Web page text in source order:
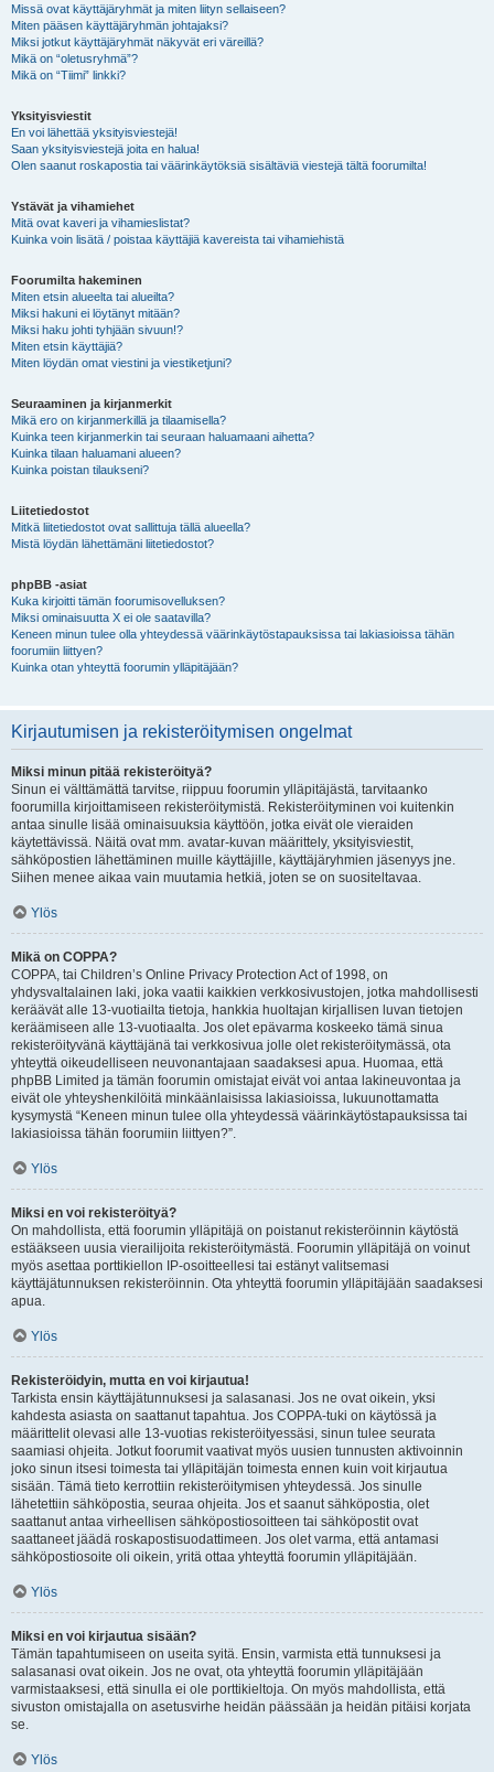
Missä ovat käyttäjäryhmät ja miten liityn sellaiseen?
Miten pääsen käyttäjäryhmän johtajaksi?
Miksi jotkut käyttäjäryhmät näkyvät eri väreillä?
Mikä on “oletusryhmä”?
Mikä on “Tiimi” linkki?
Yksityisviestit
En voi lähettää yksityisviestejä!
Saan yksityisviestejä joita en halua!
Olen saanut roskapostia tai väärinkäytöksiä sisältäviä viestejä tältä foorumilta!
Ystävät ja vihamiehet
Mitä ovat kaveri ja vihamieslistat?
Kuinka voin lisätä / poistaa käyttäjiä kavereista tai vihamiehistä
Foorumilta hakeminen
Miten etsin alueelta tai alueilta?
Miksi hakuni ei löytänyt mitään?
Miksi haku johti tyhjään sivuun!?
Miten etsin käyttäjiä?
Miten löydän omat viestini ja viestiketjuni?
Seuraaminen ja kirjanmerkit
Mikä ero on kirjanmerkillä ja tilaamisella?
Kuinka teen kirjanmerkin tai seuraan haluamaani aihetta?
Kuinka tilaan haluamani alueen?
Kuinka poistan tilaukseni?
Liitetiedostot
Mitkä liitetiedostot ovat sallittuja tällä alueella?
Mistä löydän lähettämäni liitetiedostot?
phpBB -asiat
Kuka kirjoitti tämän foorumisovelluksen?
Miksi ominaisuutta X ei ole saatavilla?
Keneen minun tulee olla yhteydessä väärinkäytöstapauksissa tai lakiasioissa tähän
foorumiin liittyen?
Kuinka otan yhteyttä foorumin ylläpitäjään?
Kirjautumisen ja rekisteröitymisen ongelmat
Miksi minun pitää rekisteröityä?
Sinun ei välttämättä tarvitse, riippuu foorumin ylläpitäjästä, tarvitaanko
foorumilla kirjoittamiseen rekisteröitymistä. Rekisteröityminen voi kuitenkin
antaa sinulle lisää ominaisuuksia käyttöön, jotka eivät ole vieraiden
käytettävissä. Näitä ovat mm. avatar-kuvan määrittely, yksityisviestit,
sähköpostien lähettäminen muille käyttäjille, käyttäjäryhmien jäsenyys jne.
Siihen menee aikaa vain muutamia hetkiä, joten se on suositeltavaa.
Ylös
Mikä on COPPA?
COPPA, tai Children’s Online Privacy Protection Act of 1998, on
yhdysvaltalainen laki, joka vaatii kaikkien verkkosivustojen, jotka mahdollisesti
keräävät alle 13-vuotiailta tietoja, hankkia huoltajan kirjallisen luvan tietojen
keräämiseen alle 13-vuotiaalta. Jos olet epävarma koskeeko tämä sinua
rekisteröityvänä käyttäjänä tai verkkosivua jolle olet rekisteröitymässä, ota
yhteyttä oikeudelliseen neuvonantajaan saadaksesi apua. Huomaa, että
phpBB Limited ja tämän foorumin omistajat eivät voi antaa lakineuvontaa ja
eivät ole yhteyshenkilöitä minkäänlaisissa lakiasioissa, lukuunottamatta
kysymystä “Keneen minun tulee olla yhteydessä väärinkäytöstapauksissa tai
lakiasioissa tähän foorumiin liittyen?”.
Ylös
Miksi en voi rekisteröityä?
On mahdollista, että foorumin ylläpitäjä on poistanut rekisteröinnin käytöstä
estääkseen uusia vierailijoita rekisteröitymästä. Foorumin ylläpitäjä on voinut
myös asettaa porttikiellon IP-osoitteellesi tai estänyt valitsemasi
käyttäjätunnuksen rekisteröinnin. Ota yhteyttä foorumin ylläpitäjään saadaksesi
apua.
Ylös
Rekisteröidyin, mutta en voi kirjautua!
Tarkista ensin käyttäjätunnuksesi ja salasanasi. Jos ne ovat oikein, yksi
kahdesta asiasta on saattanut tapahtua. Jos COPPA-tuki on käytössä ja
määrittelit olevasi alle 13-vuotias rekisteröityessäsi, sinun tulee seurata
saamiasi ohjeita. Jotkut foorumit vaativat myös uusien tunnusten aktivoinnin
joko sinun itsesi toimesta tai ylläpitäjän toimesta ennen kuin voit kirjautua
sisään. Tämä tieto kerrottiin rekisteröitymisen yhteydessä. Jos sinulle
lähetettiin sähköpostia, seuraa ohjeita. Jos et saanut sähköpostia, olet
saattanut antaa virheellisen sähköpostiosoitteen tai sähköpostit ovat
saattaneet jäädä roskapostisuodattimeen. Jos olet varma, että antamasi
sähköpostiosoite oli oikein, yritä ottaa yhteyttä foorumin ylläpitäjään.
Ylös
Miksi en voi kirjautua sisään?
Tämän tapahtumiseen on useita syitä. Ensin, varmista että tunnuksesi ja
salasanasi ovat oikein. Jos ne ovat, ota yhteyttä foorumin ylläpitäjään
varmistaaksesi, että sinulla ei ole porttikieltoja. On myös mahdollista, että
sivuston omistajalla on asetusvirhe heidän päässään ja heidän pitäisi korjata
se.
Ylös